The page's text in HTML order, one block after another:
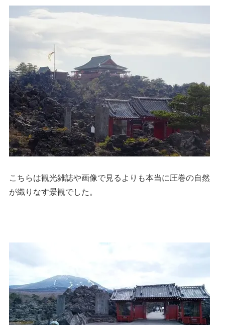
こちらは観光雑誌や画像で見るよりも本当に圧巻の自然
が織りなす景観でした。